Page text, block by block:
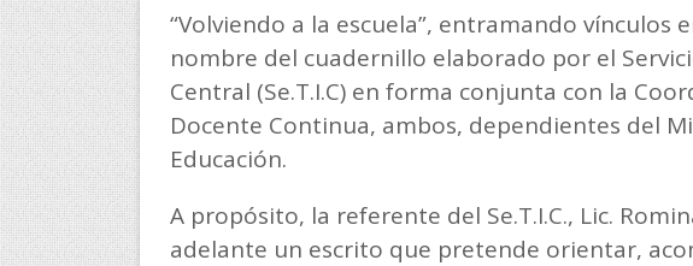
“Volviendo a la escuela”, entramando vínculos
nombre del cuadernillo elaborado por el
Central (Se.T.I.C) en forma conjunta con la
Docente Continua, ambos, dependientes del
Educación.
A propósito, la referente del Se.T.I.C., Lic.
adelante un escrito que pretende orientar,